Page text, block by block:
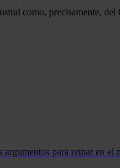
como, precisamente, del
para reinar en el